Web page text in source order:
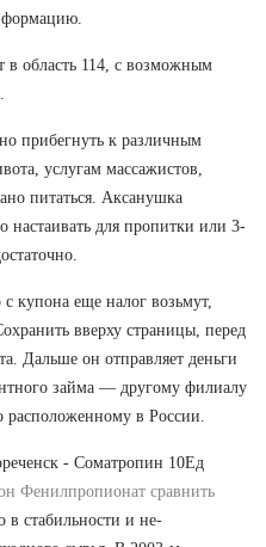
в область 114, с возможным
прибегнуть к различным
услугам массажистов,
питаться. Аксанушка
настаивать для пропитки или 3-
купона еще налог возьмут,
вверху страницы, перед
Дальше он отправляет деньги
займа — другому филиалу
в России.
- Cоматропин 10Ед
Фенилпропионат сравнить
в стабильности и не-